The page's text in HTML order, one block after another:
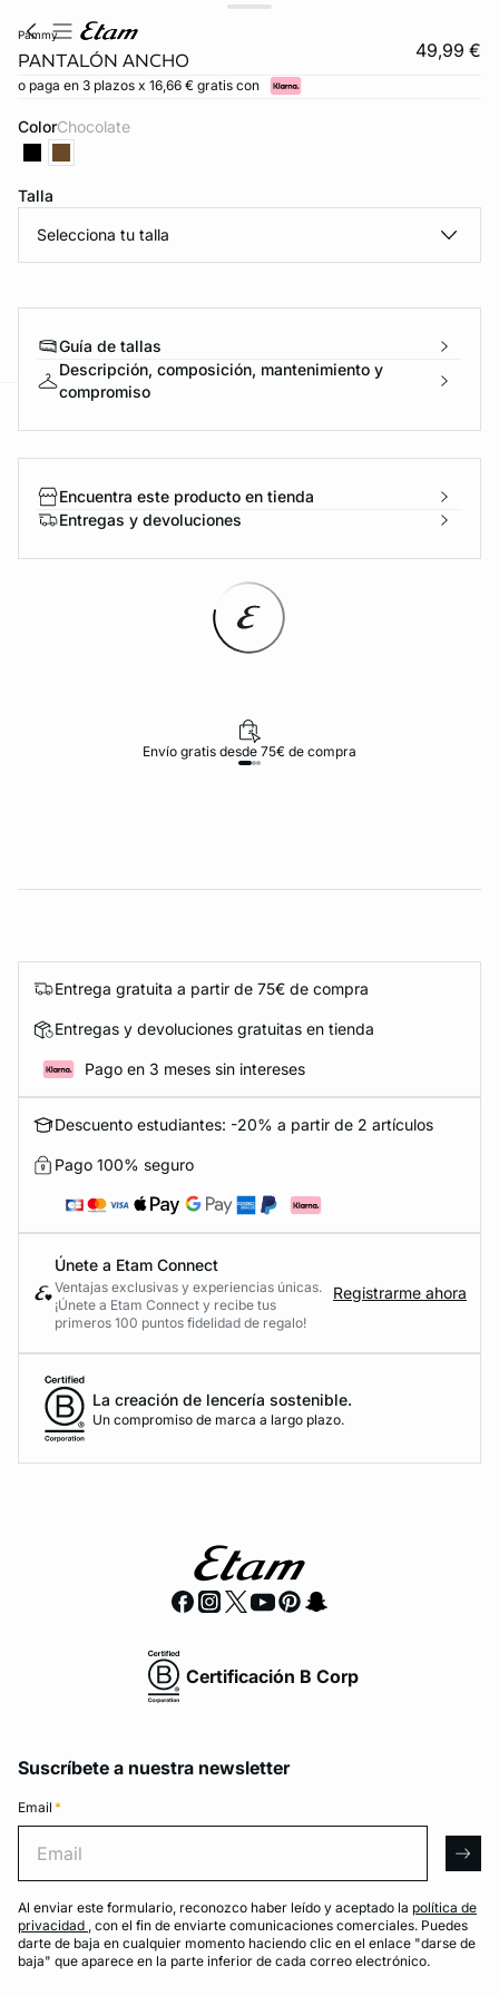
pammy
PANTALÓN ANCHO 49,99 €
o paga en 3 plazos x 16,66 € gratis con
Color chocolate
Talla
Selecciona tu talla
Guía de tallas
Descripción, composición, mantenimiento y
compromiso
Encuentra este producto en tienda
Entregas y devoluciones
Envío gratis desde 75€ de compra
Entrega gratuita a partir de 75€ de compra
Entregas y devoluciones gratuitas en tienda
Pago en 3 meses sin intereses
Descuento estudiantes: -20% a partir de 2 artículos
Pago 100% seguro
Únete a Etam Connect
Ventajas exclusivas y experiencias únicas.
¡Únete a Etam Connect y recibe tus
primeros 100 puntos fidelidad de regalo!
Registrarme ahora
La creación de lencería sostenible.
Un compromiso de marca a largo plazo.
Certificación B Corp
Suscríbete a nuestra newsletter
Email *
Al enviar este formulario, reconozco haber leído y aceptado la política de
privacidad , con el fin de enviarte comunicaciones comerciales. Puedes
darte de baja en cualquier momento haciendo clic en el enlace "darse de
baja" que aparece en la parte inferior de cada correo electrónico.